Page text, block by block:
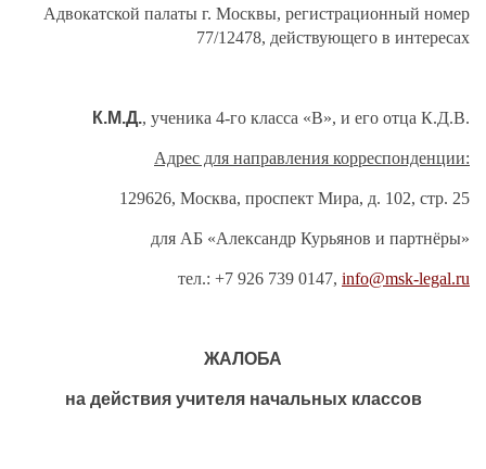
Адвокатской палаты г. Москвы, регистрационный номер
77/12478, действующего в интересах
К.М.Д., ученика 4-го класса «В», и его отца К.Д.В.
Адрес для направления корреспонденции:
129626, Москва, проспект Мира, д. 102, стр. 25
для АБ «Александр Курьянов и партнёры»
тел.: +7 926 739 0147, info@msk-legal.ru
ЖАЛОБА
на действия учителя начальных классов